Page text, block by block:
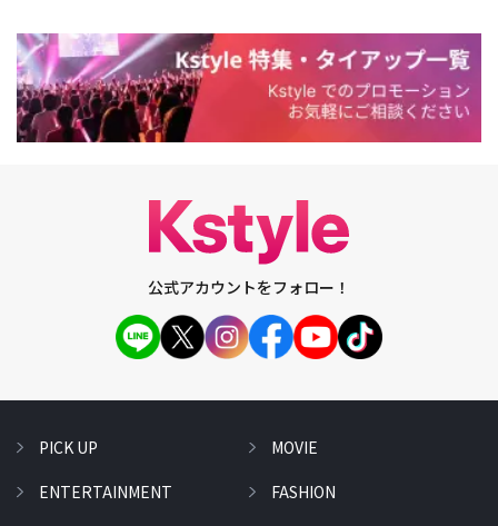
公式アカウントをフォロー！
PICK UP
ENTERTAINMENT
MOVIE
FASHION